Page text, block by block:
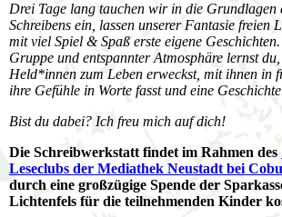
Drei Tage lang tauchen wir in die Grundlagen
Schreibens ein, lassen unserer Fantasie freien
mit viel Spiel & Spaß erste eigene
Gruppe und entspannter Atmosphäre lernst
Held*innen zum Leben erweckst, mit ihnen in
ihre Gefühle in Worte fasst und eine
Bist du dabei? Ich freu mich auf dich!
Die Schreibwerkstatt findet im Rahmen des
Leseclubs der Mediathek Neustadt bei
durch eine großzügige Spende der
Lichtenfels für die teilnehmenden Kinder